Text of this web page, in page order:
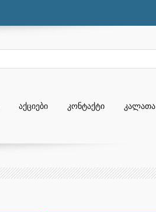
ᲐᲥᲪᲘᲔᲑᲘ ᲙᲝᲜᲢᲐᲥᲢᲘ ᲙᲐᲚᲐᲗᲐ